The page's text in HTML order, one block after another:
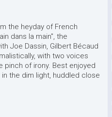
the heyday of French
dans la main", the
Joe Dassin, Gilbert Bécaud
with two voices
pinch of irony. Best enjoyed
the dim light, huddled close